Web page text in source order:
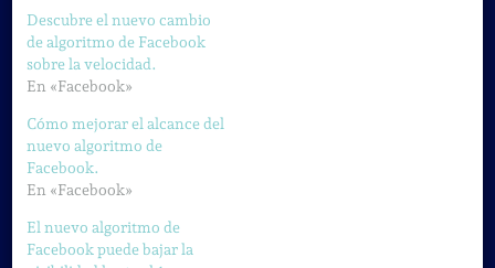
Descubre el nuevo cambio
de algoritmo de Facebook
sobre la velocidad.
En «Facebook»
Cómo mejorar el alcance del
nuevo algoritmo de
Facebook.
En «Facebook»
El nuevo algoritmo de
Facebook puede bajar la